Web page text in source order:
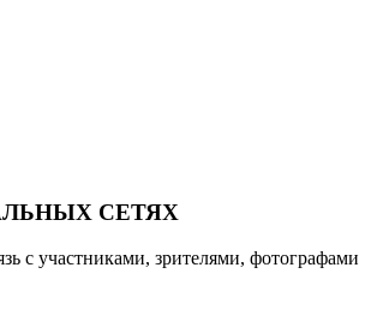
СЕТЯХ
с участниками, зрителями, фотографами